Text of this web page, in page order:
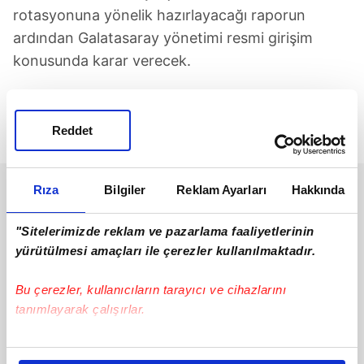
Rıza Bilgiler Reklam Ayarları Hakkında
"Sitelerimizde reklam ve pazarlama faaliyetlerinin
yürütülmesi amaçları ile çerezler kullanılmaktadır.
Bu çerezler, kullanıcıların tarayıcı ve cihazlarını
tanımlayarak çalışırlar.
Bu çerezlere izin vermeniz halinde sizlere özel
Reddet
rotasyonuna yönelik hazırlayacağı raporun
ardından Galatasaray yönetimi resmi girişim
konusunda karar verecek.